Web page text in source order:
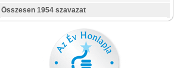
Összesen 1954 szavazat